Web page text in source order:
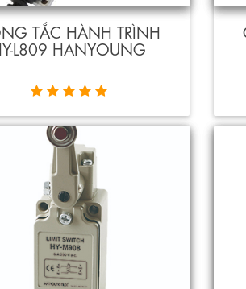
TẮC HÀNH TRÌNH
L809 HANYOUNG